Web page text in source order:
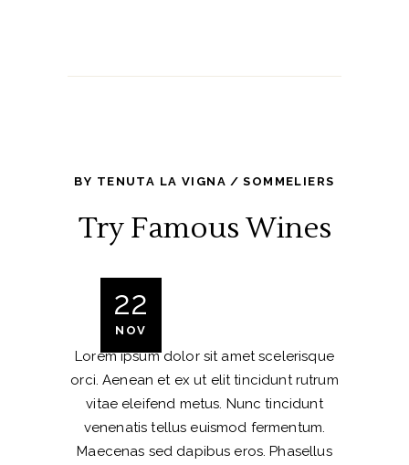
BY TENUTA LA VIGNA SOMMELIERS
Try Famous Wines
22
NOV
Lorem ipsum dolor sit amet scelerisque
orci. Aenean et ex ut elit tincidunt rutrum
vitae eleifend metus. Nunc tincidunt
venenatis tellus euismod fermentum.
Maecenas sed dapibus eros. Phasellus